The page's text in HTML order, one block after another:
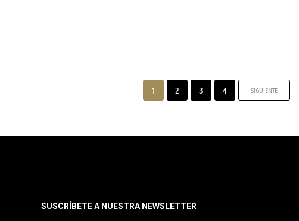
1 2 3 4 SIGUIENTE
SUSCRÍBETE A NUESTRA NEWSLETTER